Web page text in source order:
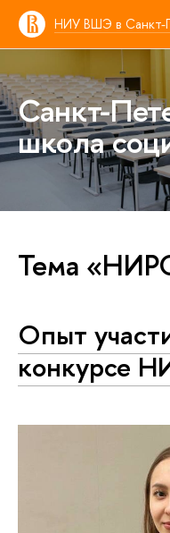
НИУ ВШЭ в Санкт-
Санкт-
школа
Тема
Опыт
конкурсе